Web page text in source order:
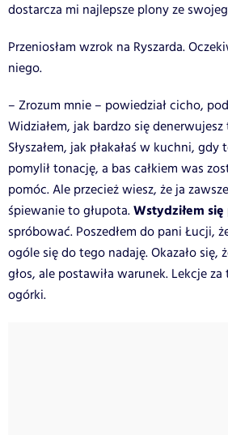
dostarcza mi najlepsze plony ze
Przeniosłam wzrok na Ryszarda.
niego.
– Zrozum mnie – powiedział cicho,
Widziałem, jak bardzo się
Słyszałem, jak płakałaś w kuchni,
pomylił tonację, a bas całkiem was
pomóc. Ale przecież wiesz, że ja
śpiewanie to głupota.Wstydziłem
spróbować. Poszedłem do pani Łucji,
ogóle się do tego nadaję. Okazało się,
głos, ale postawiła warunek. Lekcje
ogórki.